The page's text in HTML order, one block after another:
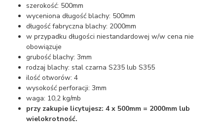
szerokość: 500mm
wyceniona długość blachy: 500mm
długość fabryczna blachy: 2000mm
w przypadku długości niestandardowej w/w cena nie
obowiązuje
grubość blachy: 3mm
rodzaj blachy: stal czarna S235 lub S355
ilość otworów: 4
wysokość perforacji: 3mm
waga: 10,2 kg/mb
przy zakupie licytujesz: 4 x 500mm = 2000mm lub
wielokrotność.